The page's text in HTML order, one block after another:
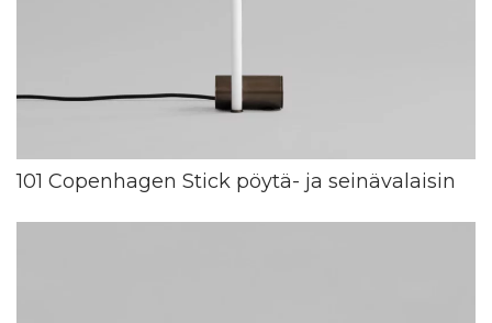
101 Copenhagen Stick pöytä- ja seinävalaisin